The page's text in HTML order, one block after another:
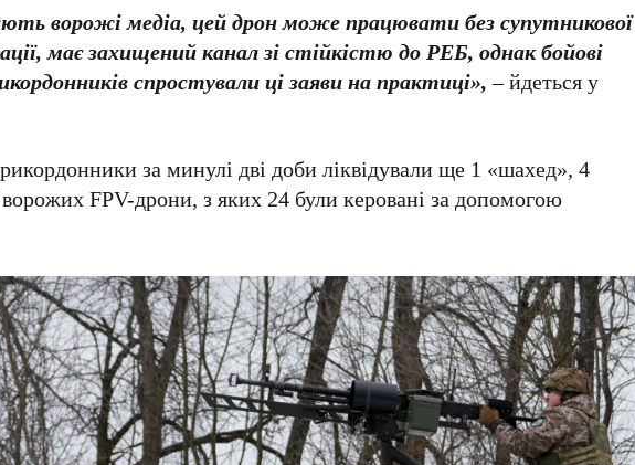
ворожі медіа, цей дрон може працювати без супутникової
має захищений канал зі стійкістю до РЕБ, однак бойові
спростували ці заяви на практиці»,– йдеться у
за минулі дві доби ліквідували ще 1 «шахед», 4
FPV-дрони, з яких 24 були керовані за допомогою